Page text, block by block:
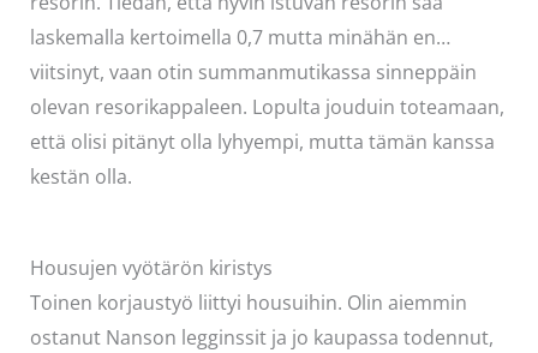
laskemalla kertoimella 0,7 mutta minähän en…
viitsinyt, vaan otin summanmutikassa sinneppäin
olevan resorikappaleen. Lopulta jouduin toteamaan,
että olisi pitänyt olla lyhyempi, mutta tämän kanssa
kestän olla.
Housujen vyötärön kiristys
Toinen korjaustyö liittyi housuihin. Olin aiemmin
ostanut Nanson legginssit ja jo kaupassa todennut,